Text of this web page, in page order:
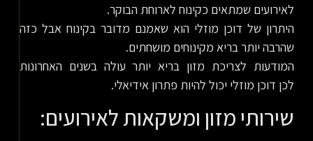
לאירועים שמתאים כקינוח לארוחת הבוקר.
היתרון של דוכן מוזלי הוא שאמנם מדובר בקינוח אבל כזה
שהרבה יותר בריא מקינוחים מושחתים.
המודעות לצריכת מזון בריא יותר עולה בשנים האחרונות
לכן דוכן מוזלי יכול להיות פתרון אידיאלי.
שירותי מזון ומשקאות לאירועים: